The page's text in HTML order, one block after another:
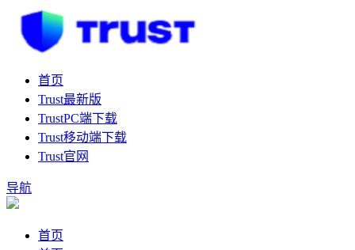
首页
Trust最新版
TrustPC端下载
Trust移动端下载
Trust官网
导航
首页